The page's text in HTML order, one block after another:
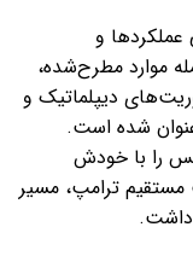
عملکردها و
موارد مطرح‌شده،
دیپلماتیک و
شده است.
را با خودش
مستقیم ترامپ، مسیر
داشت.